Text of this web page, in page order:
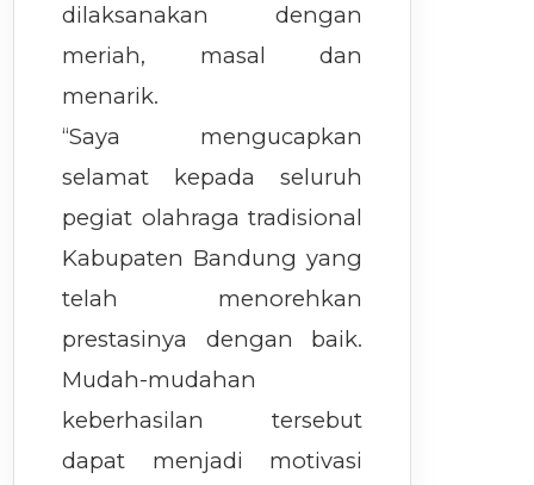
dilaksanakan dengan
meriah, masal dan
menarik.
“Saya mengucapkan
selamat kepada seluruh
pegiat olahraga tradisional
Kabupaten Bandung yang
telah menorehkan
prestasinya dengan baik.
Mudah-mudahan
keberhasilan tersebut
dapat menjadi motivasi